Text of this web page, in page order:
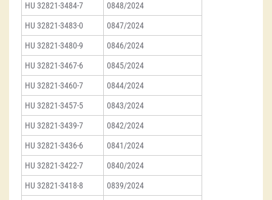
HU 32821-3484-7 0848/2024
HU 32821-3483-0 0847/2024
HU 32821-3480-9 0846/2024
HU 32821-3467-6 0845/2024
HU 32821-3460-7 0844/2024
HU 32821-3457-5 0843/2024
HU 32821-3439-7 0842/2024
HU 32821-3436-6 0841/2024
HU 32821-3422-7 0840/2024
HU 32821-3418-8 0839/2024